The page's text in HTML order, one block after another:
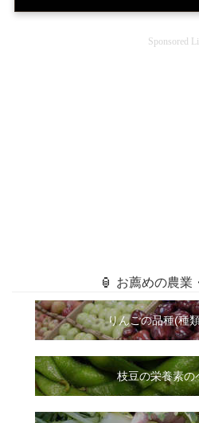
Sponsored
🏮 お薦めの農業
りんごの品種(種
枝豆の栄養素の